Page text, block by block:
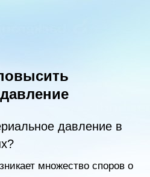
давление в
множество споров о